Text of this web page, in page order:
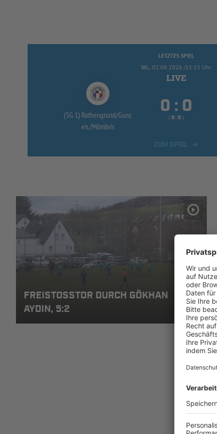
LETZTES SPIEL
SO.. 02.08.2026 /15:15 Uhr
(SG 1) Rothengrund/Gunz
en./Mömbris
 : 
( :  )
FREISTOSSTOR DURCH GÖKHAN A
YDIN, 5:2